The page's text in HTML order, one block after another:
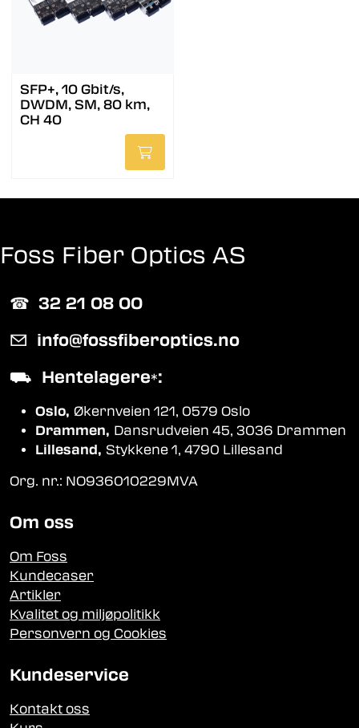
SFP+, 10 Gbit/s,
DWDM, SM, 80 km,
CH 40
Foss Fiber Optics AS
☎︎ 32 21 08 00
✉ info@fossfiberoptics.no
⛟ Hentelagere*:
Oslo, Økernveien 121, 0579 Oslo
Drammen, Dansrudveien 45, 3036 Drammen
Lillesand, Stykkene 1, 4790 Lillesand
Org. nr.: NO936010229MVA
Om oss
Om Foss
Kundecaser
Artikler
Kvalitet og miljøpolitikk
Personvern og Cookies
Kundeservice
Kontakt oss